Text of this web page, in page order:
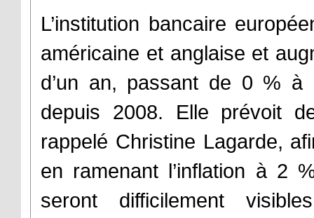
L’institution bancaire
américaine et anglaise et
d’un an, passant de 0 %
depuis 2008. Elle prévoit
rappelé Christine Lagarde,
en ramenant l’inflation à 2
seront difficilement